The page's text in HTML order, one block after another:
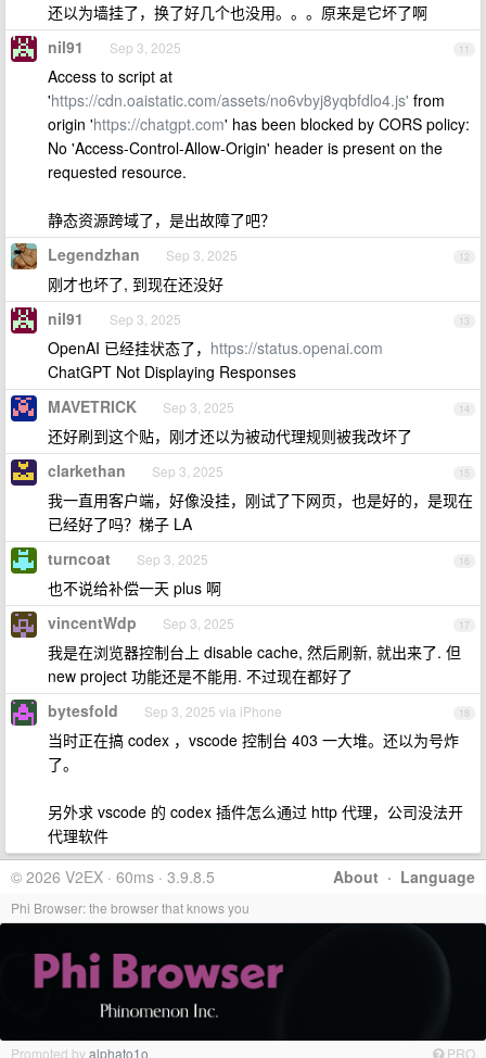
还以为墙挂了，换了好几个也没用。。。原来是它坏了啊
11
nil91 Sep 3, 2025
Access to script at
'https://cdn.oaistatic.com/assets/no6vbyj8yqbfdlo4.js' from
origin 'https://chatgpt.com' has been blocked by CORS policy:
No 'Access-Control-Allow-Origin' header is present on the
requested resource.
静态资源跨域了，是出故障了吧？
12
Legendzhan Sep 3, 2025
刚才也坏了, 到现在还没好
13
nil91 Sep 3, 2025
OpenAI 已经挂状态了， https://status.openai.com
ChatGPT Not Displaying Responses
14
MAVETRICK Sep 3, 2025
还好刷到这个贴，刚才还以为被动代理规则被我改坏了
15
clarkethan Sep 3, 2025
我一直用客户端，好像没挂，刚试了下网页，也是好的，是现在
已经好了吗？梯子 LA
16
turncoat Sep 3, 2025
也不说给补偿一天 plus 啊
17
vincentWdp Sep 3, 2025
我是在浏览器控制台上 disable cache, 然后刷新, 就出来了. 但
new project 功能还是不能用. 不过现在都好了
18
bytesfold Sep 3, 2025 via iPhone
当时正在搞 codex ，vscode 控制台 403 一大堆。还以为号炸
了。
另外求 vscode 的 codex 插件怎么通过 http 代理，公司没法开
代理软件
About · Language
© 2026 V2EX · 60ms · 3.9.8.5
Phi Browser: the browser that knows you
Promoted byalphato1o PRO